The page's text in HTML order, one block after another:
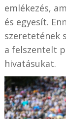
emlékezés,
és egyesít.
szeretetének
a felszentelt
hivatásukat.